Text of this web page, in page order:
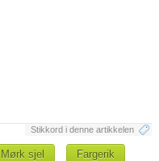
Stikkord i denne artikkelen
Mørk sjel Fargerik